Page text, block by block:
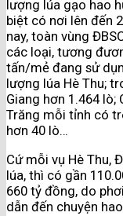
lượng lúa gạo hao
biệt có nơi lên đến
nay, toàn vùng
các loại, tương
tấn/mẻ đang sử
lượng lúa Hè Thu;
Giang hơn 1.464 lò;
Trăng mỗi tỉnh có
hơn 40 lò…
Cứ mỗi vụ Hè Thu,
lúa, thì có gần
660 tỷ đồng, do
dẫn đến chuyện